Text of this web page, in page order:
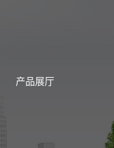
产品展厅